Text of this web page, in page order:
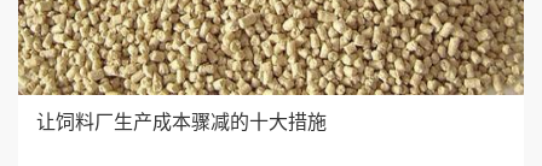
让饲料厂生产成本骤减的十大措施